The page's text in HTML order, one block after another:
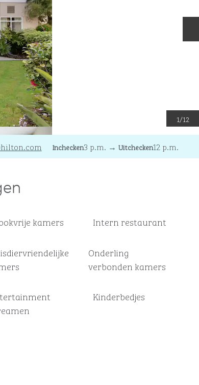
1/12
Inchecken3 p.m. → Uitchecken12 p.m.
kamers Intern restaurant
Onderling
verbonden kamers
Kinderbedjes